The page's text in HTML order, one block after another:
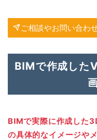
ご相談やお問い合わ
BIMで作成した
BIMで実際に作成した
の具体的なイメージや